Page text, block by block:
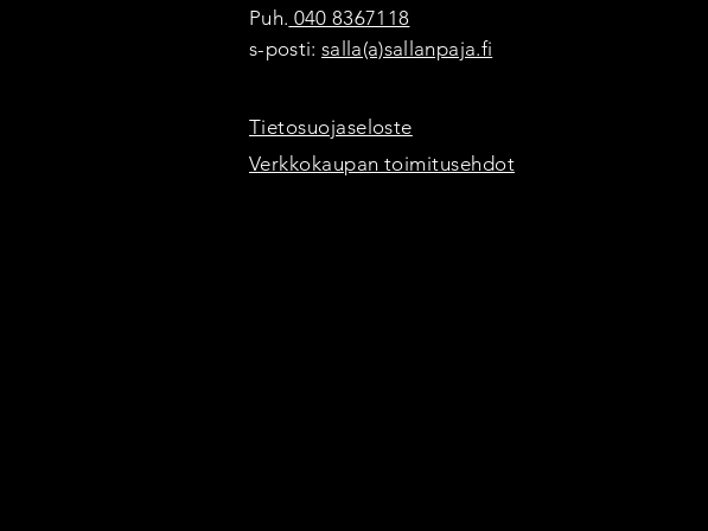
Puh. 040 8367118
s-posti:salla(a)sallanpaja.fi
Tietosuojaseloste
Verkkokaupan toimitusehdot